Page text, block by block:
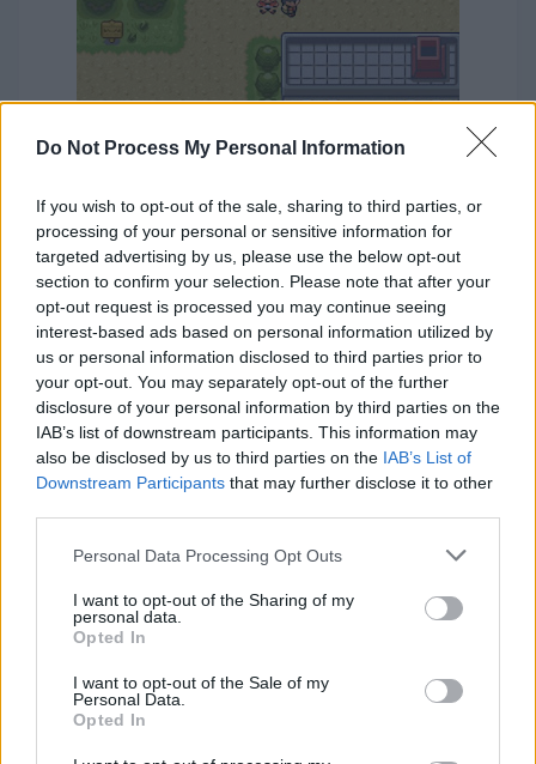
Do Not Process My Personal Information
If you wish to opt-out of the sale, sharing to third parties, or
processing of your personal or sensitive information for
targeted advertising by us, please use the below opt-out
section to confirm your selection. Please note that after your
opt-out request is processed you may continue seeing
interest-based ads based on personal information utilized by
us or personal information disclosed to third parties prior to
your opt-out. You may separately opt-out of the further
disclosure of your personal information by third parties on the
IAB’s list of downstream participants. This information may
also be disclosed by us to third parties on the IAB’s List of
Downstream Participants that may further disclose it to other
Please note that this website/app uses one or more Google
not limited to your visit or usage behaviour. You may click to
grant or deny consent to Google and its third-party tags to
use your data for below specified purposes in below Google
consent section.
Personal Data Processing Opt Outs
I want to opt-out of the Sharing of my
personal data.
Opted In
I want to opt-out of the Sale of my
Personal Data.
Opted In